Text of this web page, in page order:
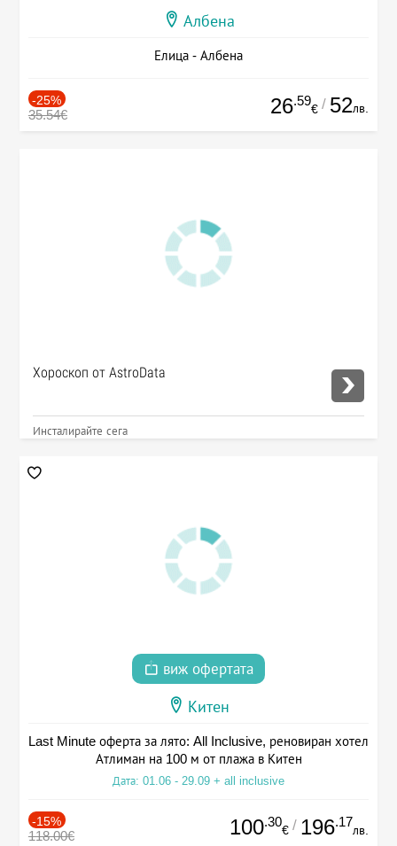
Албена
Елица - Албена
-25%
35.54€ 26.59
€ / 52лв.
Хороскоп от AstroData
Инсталирайте сега
виж офертата
Китен
Last Minute оферта за лято: All Inclusive, реновиран хотел
Атлиман на 100 м от плажа в Китен
Дата: 01.06 - 29.09 + all inclusive
-15%
118.00€ 100.30
€ / 196.17
лв.